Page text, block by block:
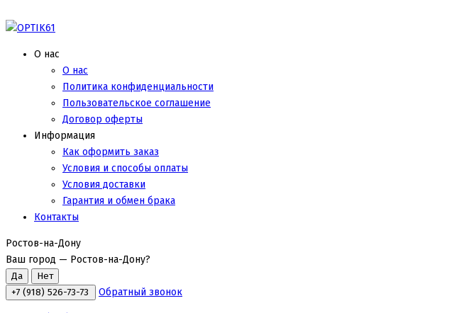
О нас
О нас
Политика конфиденциальности
Пользовательское соглашение
Договор оферты
Информация
Как оформить заказ
Условия и способы оплаты
Условия доставки
Гарантия и обмен брака
Контакты
Ростов-на-Дону
Ваш город — Ростов-на-Дону?
+7 (918) 526-73-73 Обратный звонок